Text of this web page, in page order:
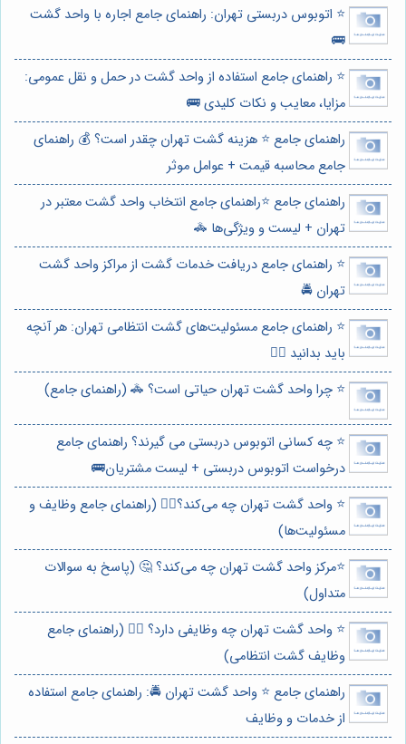
⭐️ اتوبوس دربستی تهران: راهنمای جامع اجاره با واحد گشت
🚌
⭐️ راهنمای جامع استفاده از واحد گشت در حمل و نقل عمومی:
مزایا، معایب و نکات کلیدی 🚌
راهنمای جامع ⭐️ هزینه گشت تهران چقدر است؟ 💰 راهنمای
جامع محاسبه قیمت + عوامل موثر
راهنمای جامع ⭐️راهنمای جامع انتخاب واحد گشت معتبر در
تهران + لیست و ویژگی‌ها 🚓
⭐️ راهنمای جامع دریافت خدمات گشت از مراکز واحد گشت
تهران 🚔
⭐️ راهنمای جامع مسئولیت‌های گشت انتظامی تهران: هر آنچه
باید بدانید 👮‍♂️
⭐️ چرا واحد گشت تهران حیاتی است؟ 🚓 (راهنمای جامع)
⭐️ چه کسانی اتوبوس دربستی می گیرند؟ راهنمای جامع
درخواست اتوبوس دربستی + لیست مشتریان🚌
⭐️ واحد گشت تهران چه می‌کند؟👮‍♂️ (راهنمای جامع وظایف و
مسئولیت‌ها)
⭐️مرکز واحد گشت تهران چه می‌کند؟ 🤔 (پاسخ به سوالات
متداول)
⭐️ واحد گشت تهران چه وظایفی دارد؟ 👮‍♀️ (راهنمای جامع
وظایف گشت انتظامی)
راهنمای جامع ⭐️ واحد گشت تهران 🚔: راهنمای جامع استفاده
از خدمات و وظایف